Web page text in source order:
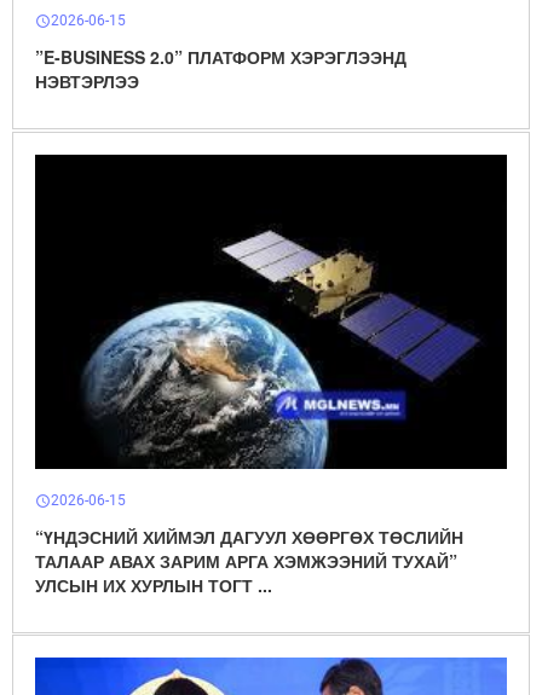
schedule2026-06-15
”E-BUSINESS 2.0” ПЛАТФОРМ ХЭРЭГЛЭЭНД
НЭВТЭРЛЭЭ
schedule2026-06-15
“ҮНДЭСНИЙ ХИЙМЭЛ ДАГУУЛ ХӨӨРГӨХ ТӨСЛИЙН
ТАЛААР АВАХ ЗАРИМ АРГА ХЭМЖЭЭНИЙ ТУХАЙ”
УЛСЫН ИХ ХУРЛЫН ТОГТ ...